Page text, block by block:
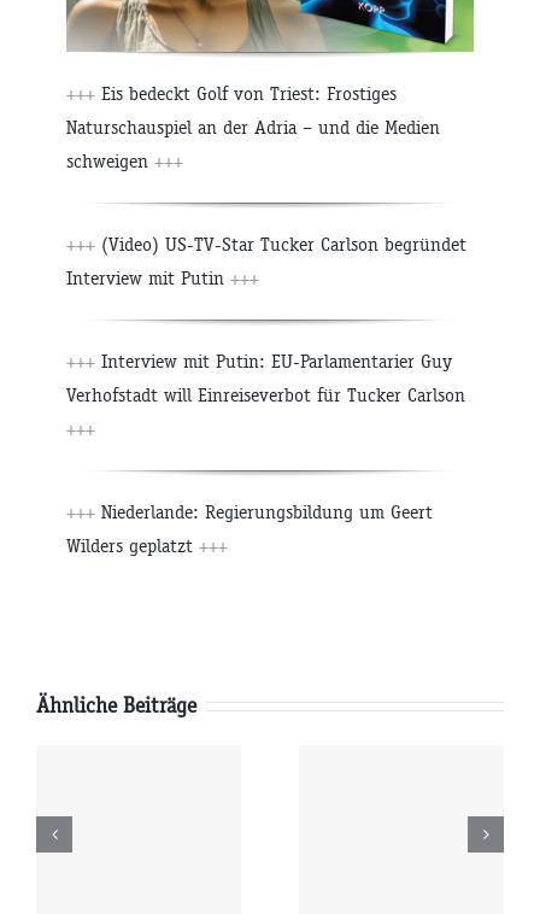
+++ Eis bedeckt Golf von Triest: Frostiges
Naturschauspiel an der Adria – und die Medien
schweigen +++
+++ (Video) US-TV-Star Tucker Carlson begründet
Interview mit Putin +++
+++ Interview mit Putin: EU-Parlamentarier Guy
Verhofstadt will Einreiseverbot für Tucker Carlson
+++
+++ Niederlande: Regierungsbildung um Geert
Wilders geplatzt +++
Ähnliche Beiträge
Donnerstag
06.08.2026